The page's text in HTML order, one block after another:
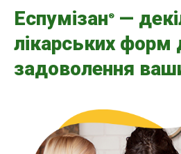
Еспумізан®
—
лікарських форм
задоволення